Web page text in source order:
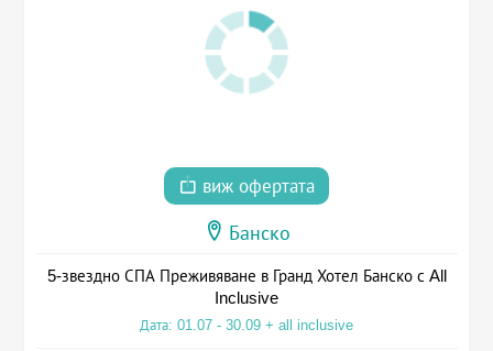
виж офертата
Банско
5-звездно СПА Преживяване в Гранд Хотел Банско с All
Inclusive
Дата: 01.07 - 30.09 + all inclusive